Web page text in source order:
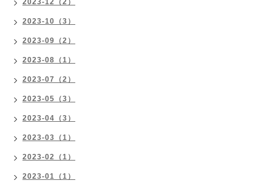
2023-10（3）
2023-09（2）
2023-08（1）
2023-07（2）
2023-05（3）
2023-04（3）
2023-03（1）
2023-02（1）
2023-01（1）